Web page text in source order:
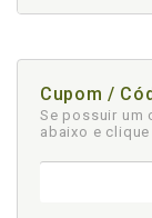
Cupom /
Se possuir um
abaixo e clique